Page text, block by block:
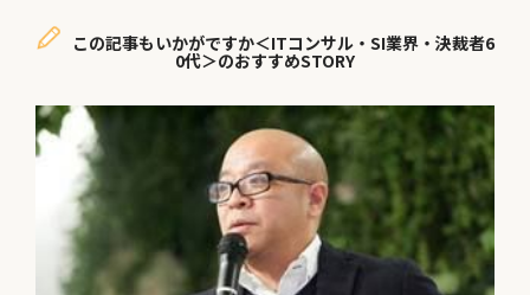
この記事もいかがですか＜ITコンサル・SI業界・決裁者6
0代＞のおすすめSTORY